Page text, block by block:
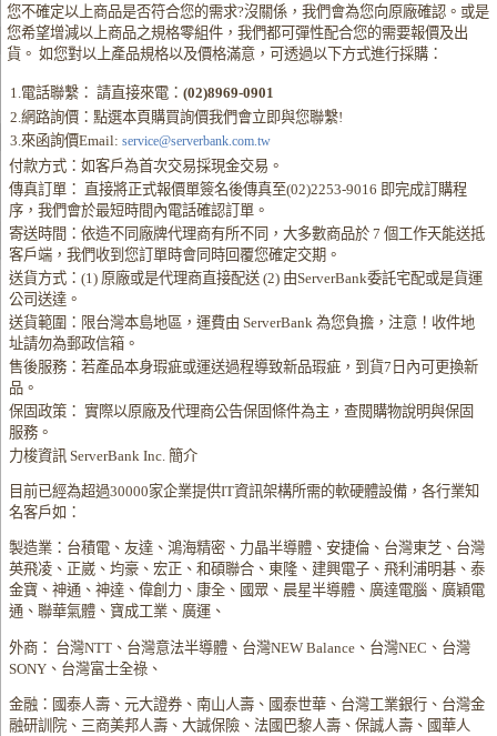
您不確定以上商品是否符合您的需求?沒關係，我們會為您向原廠確認。或是
您希望增減以上商品之規格零組件，我們都可彈性配合您的需要報價及出
貨。 如您對以上產品規格以及價格滿意，可透過以下方式進行採購：
1.電話聯繫： 請直接來電：(02)8969-0901
2.網路詢價：點選本頁購買詢價我們會立即與您聯繫!
3.來函詢價Email: service@serverbank.com.tw
付款方式：如客戶為首次交易採現金交易。
傳真訂單： 直接將正式報價單簽名後傳真至(02)2253-9016 即完成訂購程
序，我們會於最短時間內電話確認訂單。
寄送時間：依造不同廠牌代理商有所不同，大多數商品於 7 個工作天能送抵
客戶端，我們收到您訂單時會同時回覆您確定交期。
送貨方式：(1) 原廠或是代理商直接配送 (2) 由ServerBank委託宅配或是貨運
公司送達。
送貨範圍：限台灣本島地區，運費由 ServerBank 為您負擔，注意！收件地
址請勿為郵政信箱。
售後服務：若產品本身瑕疵或運送過程導致新品瑕疵，到貨7日內可更換新
品。
保固政策： 實際以原廠及代理商公告保固條件為主，查閱購物說明與保固
服務。
力梭資訊 ServerBank Inc. 簡介
目前已經為超過30000家企業提供IT資訊架構所需的軟硬體設備，各行業知
名客戶如：
製造業：台積電、友達、鴻海精密、力晶半導體、安捷倫、台灣東芝、台灣
英飛凌、正崴、均豪、宏正、和碩聯合、東隆、建興電子、飛利浦明碁、泰
金寶、神通、神達、偉創力、康全、國眾、晨星半導體、廣達電腦、廣穎電
通、聯華氣體、寶成工業、廣運、
外商： 台灣NTT、台灣意法半導體、台灣NEW Balance、台灣NEC、台灣
SONY、台灣富士全祿、
金融：國泰人壽、元大證券、南山人壽、國泰世華、台灣工業銀行、台灣金
融研訓院、三商美邦人壽、大誠保險、法國巴黎人壽、保誠人壽、國華人